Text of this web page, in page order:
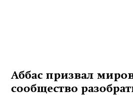
Аббас призвал
сообщество